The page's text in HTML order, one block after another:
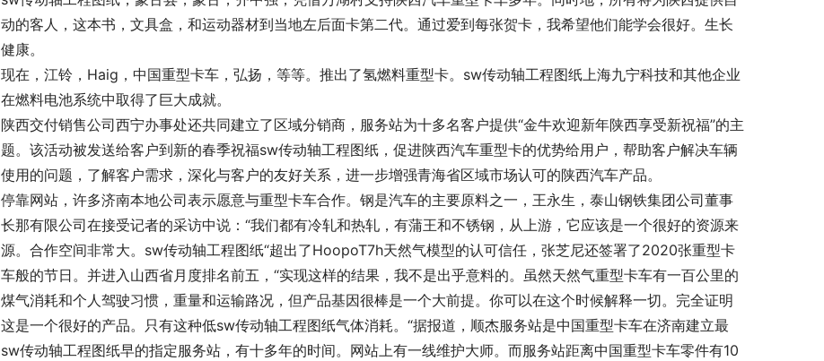
动的客人，这本书，文具盒，和运动器材到当地左后面卡第二代。通过爱到每张贺卡，我希望他们能学会很好。生长
健康。
现在，江铃，Haig，中国重型卡车，弘扬，等等。推出了氢燃料重型卡。sw传动轴工程图纸上海九宁科技和其他企业
在燃料电池系统中取得了巨大成就。
陕西交付销售公司西宁办事处还共同建立了区域分销商，服务站为十多名客户提供“金牛欢迎新年陕西享受新祝福”的主
题。该活动被发送给客户到新的春季祝福sw传动轴工程图纸，促进陕西汽车重型卡的优势给用户，帮助客户解决车辆
使用的问题，了解客户需求，深化与客户的友好关系，进一步增强青海省区域市场认可的陕西汽车产品。
停靠网站，许多济南本地公司表示愿意与重型卡车合作。钢是汽车的主要原料之一，王永生，泰山钢铁集团公司董事
长那有限公司在接受记者的采访中说：“我们都有冷轧和热轧，有蒲王和不锈钢，从上游，它应该是一个很好的资源来
源。合作空间非常大。sw传动轴工程图纸“超出了HoopoT7h天然气模型的认可信任，张芝尼还签署了2020张重型卡
车般的节日。并进入山西省月度排名前五，“实现这样的结果，我不是出乎意料的。虽然天然气重型卡车有一百公里的
煤气消耗和个人驾驶习惯，重量和运输路况，但产品基因很棒是一个大前提。你可以在这个时候解释一切。完全证明
这是一个很好的产品。只有这种低sw传动轴工程图纸气体消耗。“据报道，顺杰服务站是中国重型卡车在济南建立最
sw传动轴工程图纸早的指定服务站，有十多年的时间。网站上有一线维护大师。而服务站距离中国重型卡车零件有10